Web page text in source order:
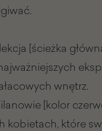
[ścieżka
wnętrz.
[kolor
kobietach, które